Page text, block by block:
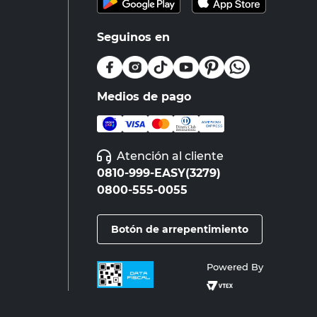
Seguinos en
Medios de pago
Atención al cliente
0810-999-EASY(3279)
0800-555-0055
Botón de arrepentimiento
Powered By